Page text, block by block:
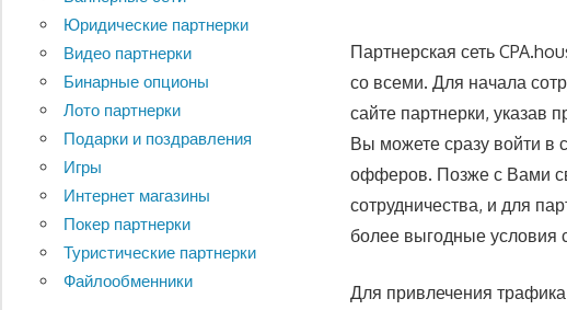
Партнерская сеть
со всеми. Для начала
сайте партнерки, указав
Вы можете сразу войти в
офферов. Позже с Вами
сотрудничества, и для
более выгодные условия
Для привлечения
Юридические партнерки
Видео партнерки
Бинарные опционы
Лото партнерки
Подарки и поздравления
Игры
Интернет магазины
Покер партнерки
Туристические партнерки
Файлообменники